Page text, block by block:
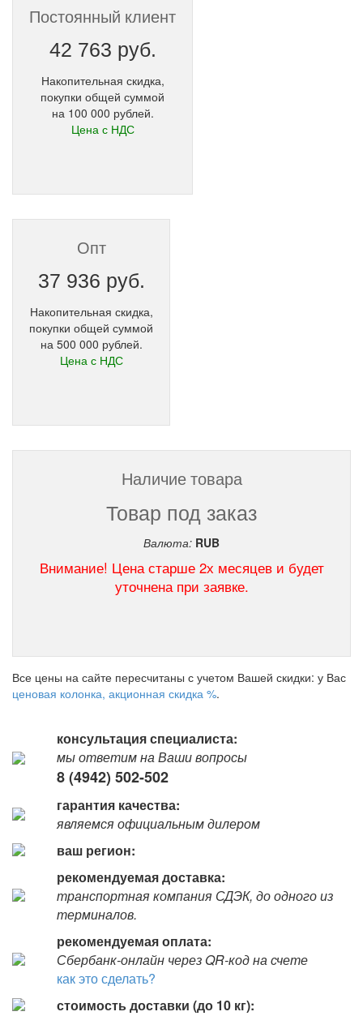
Постоянный клиент
42 763 руб.
Накопительная скидка,
покупки общей суммой
на 100 000 рублей.
Цена с НДС
Опт
37 936 руб.
Накопительная скидка,
покупки общей суммой
на 500 000 рублей.
Цена с НДС
Наличие товара
Товар под заказ
Валюта: RUB
Внимание! Цена старше 2х месяцев и будет
уточнена при заявке.
Все цены на сайте пересчитаны с учетом Вашей скидки: у Вас
ценовая колонка, акционная скидка %.
консультация специалиста:
мы ответим на Ваши вопросы
8 (4942) 502-502
гарантия качества:
являемся официальным дилером
ваш регион:
рекомендуемая доставка:
транспортная компания СДЭК, до одного из
терминалов.
рекомендуемая оплата:
Сбербанк-онлайн через QR-код на счете
как это сделать?
стоимость доставки (до 10 кг):